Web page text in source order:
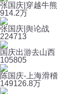
张国庆|穿越牛熊
914.2万
张国庆|舆论战
224713
国庆出游去山西
105805
陈国庆-上海滑稽
149126.8万